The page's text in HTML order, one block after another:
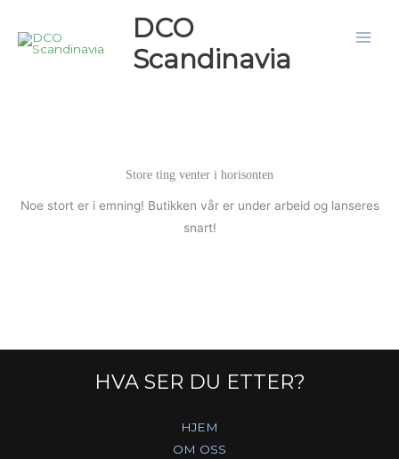
rett
DCO
Scandinavia
Store ting venter i horisonten
Noe stort er i emning! Butikken vår er under arbeid og lanseres
snart!
HVA SER DU ETTER?
HJEM
OM OSS